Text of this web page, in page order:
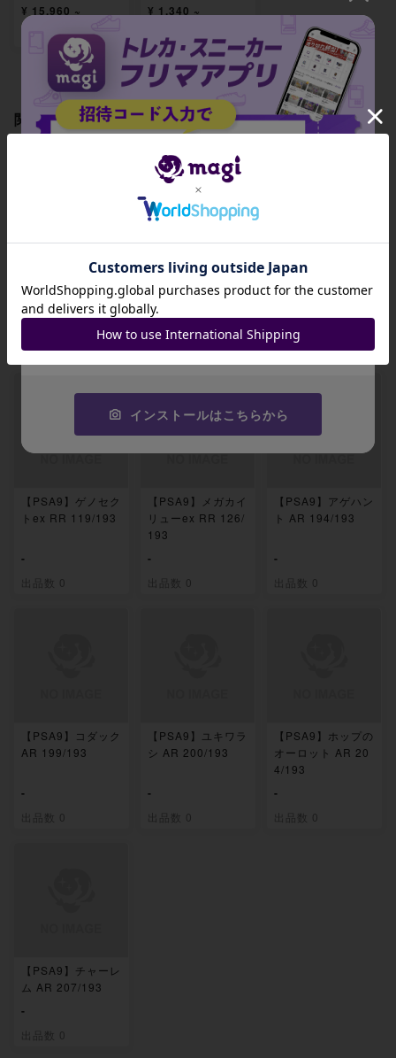
¥ 15,960 ~
出品数 38
¥ 1,340 ~
出品数 5
関連製品
【PSA9】メガルカ
リオex RR 092/19
3
-
出品数 0
【PSA9】ロケット
団のクロバットex
RR 101/193
-
出品数 0
【PSA9】メガズル
ズキンex RR 110/
193
-
出品数 0
【PSA9】ゲノセク
トex RR 119/193
-
出品数 0
【PSA9】メガカイ
リューex RR 126/
193
-
出品数 0
【PSA9】アゲハン
ト AR 194/193
-
出品数 0
【PSA9】コダック
AR 199/193
-
出品数 0
【PSA9】ユキワラ
シ AR 200/193
-
出品数 0
【PSA9】ホップの
オーロット AR 20
4/193
-
出品数 0
【PSA9】チャーレ
ム AR 207/193
-
出品数 0
招待コード
JA9XS8
コピーする
インストールはこちらから